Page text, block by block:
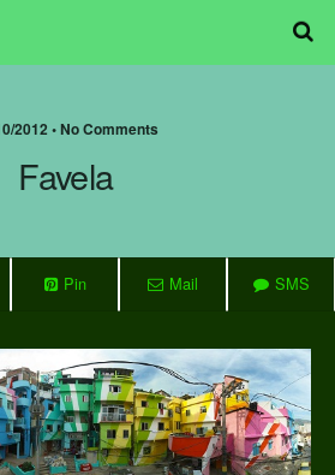
2012 • No Comments
Favela
Pin Mail SMS